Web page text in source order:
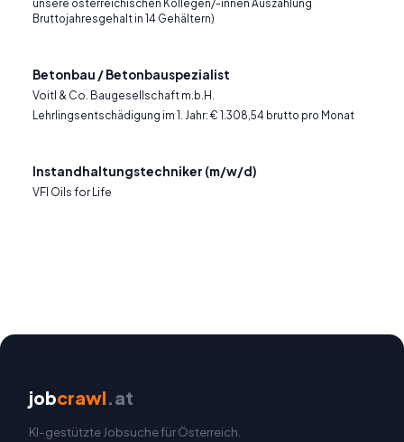
unsere österreichischen Kollegen/-innen Auszahlung
Bruttojahresgehalt in 14 Gehältern)
Betonbau / Betonbauspezialist
Voitl & Co. Baugesellschaft m.b.H.
Lehrlingsentschädigung im 1. Jahr: € 1.308,54 brutto pro Monat
Instandhaltungstechniker (m/w/d)
VFI Oils for Life
jobcrawl.at
KI-gestützte Jobsuche für Österreich.